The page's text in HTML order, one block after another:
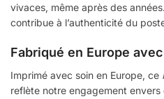
vivaces, même après des
contribue à l’authenticité du
Fabriqué en Europe
Imprimé avec soin en Europe, ce
reflète notre engagement